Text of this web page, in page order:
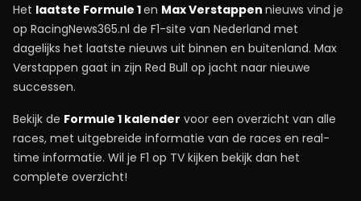
Het laatste Formule 1en Max Verstappen nieuws vind je
op RacingNews365.nl de F1-site van Nederland met
dagelijks het laatste nieuws uit binnen en buitenland. Max
Verstappen gaat in zijn Red Bull op jacht naar nieuwe
successen.
Bekijk de Formule 1 kalender voor een overzicht van alle
races, met uitgebreide informatie van de races en real-
time informatie. Wil je F1 op TV kijken bekijk dan het
complete overzicht!